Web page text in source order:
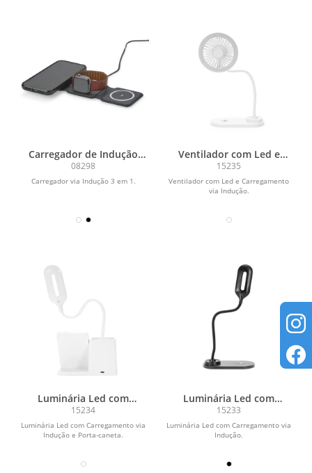
Carregador de Indução
Triplo
08298
Carregador via Indução 3 em 1.
Ventilador com Led e
Carregamento via Indução
15235
Ventilador com Led e Carregamento
via Indução.
Luminária Led com
Carregamento via Indução
e Porta-caneta
15234
Luminária Led com Carregamento via
Indução e Porta-caneta.
Luminária Led com
Carregamento via Indução
15233
Luminária Led com Carregamento via
Indução.